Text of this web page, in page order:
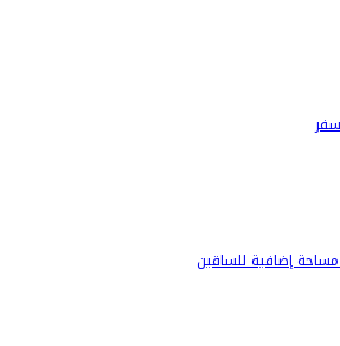
إضافية للساقين